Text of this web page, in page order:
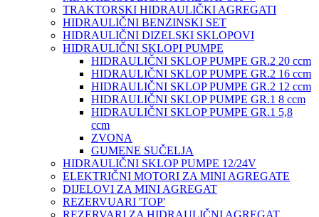
TRAKTORSKI HIDRAULIČKI AGREGATI
HIDRAULIČNI BENZINSKI SET
HIDRAULIČNI DIZELSKI SKLOPOVI
HIDRAULIČNI SKLOPI PUMPE
HIDRAULIČNI SKLOP PUMPE GR.2 20 ccm
HIDRAULIČNI SKLOP PUMPE GR.2 16 ccm
HIDRAULIČNI SKLOP PUMPE GR.2 12 ccm
HIDRAULIČNI SKLOP PUMPE GR.1 8 ccm
HIDRAULIČNI SKLOP PUMPE GR.1 5,8
ccm
ZVONA
GUMENE SUČELJA
HIDRAULIČNI SKLOP PUMPE 12/24V
ELEKTRIČNI MOTORI ZA MINI AGREGATE
DIJELOVI ZA MINI AGREGAT
REZERVUARI 'TOP'
REZERVARI ZA HIDRAULIČNI AGREGAT